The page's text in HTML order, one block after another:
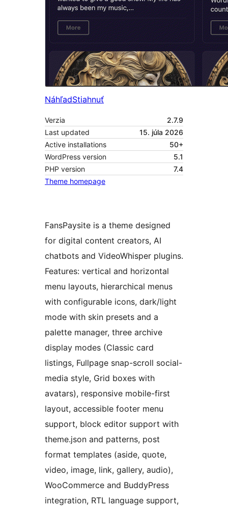
NáhľadStiahnuť
Verzia
2.7.9
Last updated
15. júla 2026
Active installations
50+
WordPress version
5.1
PHP version
7.4
Theme homepage
FansPaysite is a theme designed
for digital content creators, AI
chatbots and VideoWhisper plugins.
Features: vertical and horizontal
menu layouts, hierarchical menus
with configurable icons, dark/light
mode with skin presets and a
palette manager, three archive
display modes (Classic card
listings, Fullpage snap-scroll social-
media style, Grid boxes with
avatars), responsive mobile-first
layout, accessible footer menu
support, block editor support with
theme.json and patterns, post
format templates (aside, quote,
video, image, link, gallery, audio),
WooCommerce and BuddyPress
integration, RTL language support,